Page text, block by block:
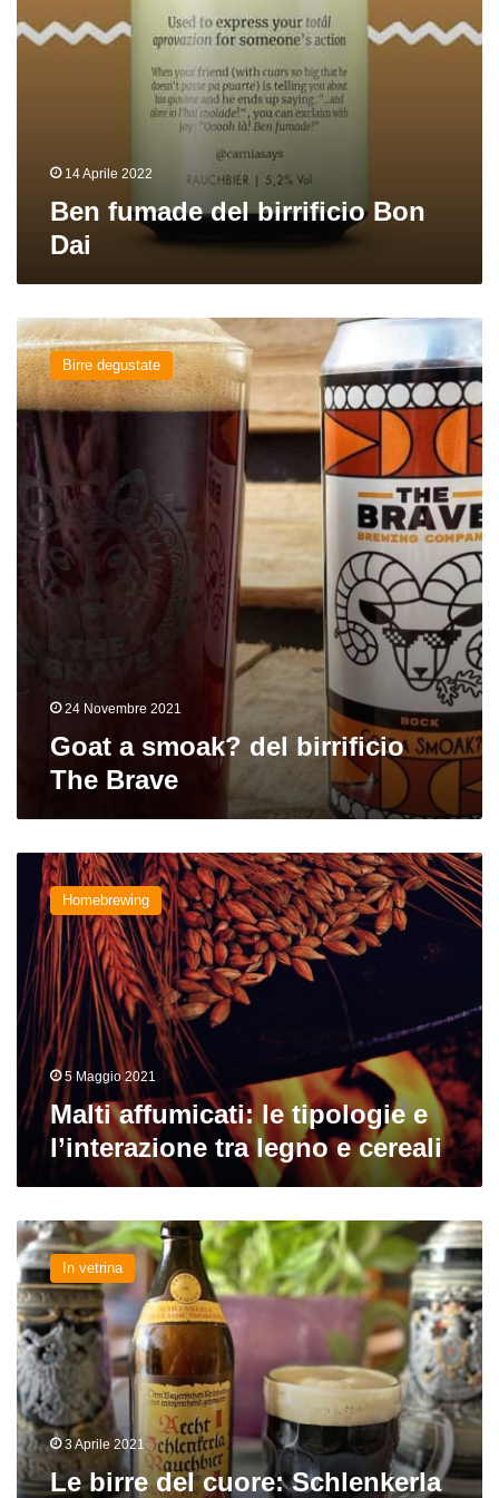
14 Aprile 2022
Ben fumade del birrificio Bon
Dai
Goat
a
smoak?
del
birrificio
The
Brave
Birre degustate
24 Novembre 2021
Goat a smoak? del birrificio
The Brave
Malti
affumicati:
tipologie
l’interazione
tra
legno
e
cereali
Homebrewing
5 Maggio 2021
Malti affumicati: le tipologie e
l’interazione tra legno e cereali
Le
birre
del
cuore:
Schlenkerla
Rauchbier
Märzen
In vetrina
3 Aprile 2021
Le birre del cuore: Schlenkerla